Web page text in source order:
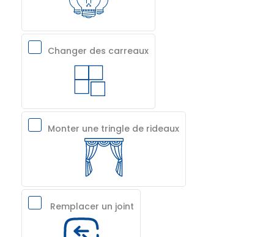
Changer des carreaux
Monter une tringle de rideaux
Remplacer un joint